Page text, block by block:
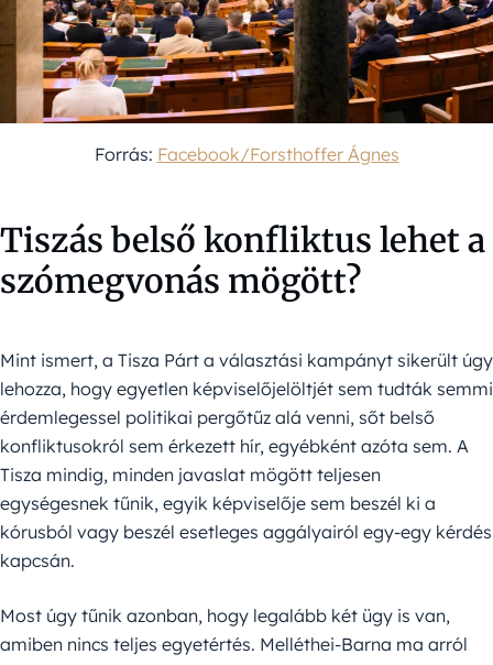
Forrás: Facebook/Forsthoffer Ágnes
Tiszás belső konfliktus lehet a
szómegvonás mögött?
Mint ismert, a Tisza Párt a választási kampányt sikerült úgy
lehozza, hogy egyetlen képviselőjelöltjét sem tudták semmi
érdemlegessel politikai pergőtűz alá venni, sőt belső
konfliktusokról sem érkezett hír, egyébként azóta sem. A
Tisza mindig, minden javaslat mögött teljesen
egységesnek tűnik, egyik képviselője sem beszél ki a
kórusból vagy beszél esetleges aggályairól egy-egy kérdés
kapcsán.
Most úgy tűnik azonban, hogy legalább két ügy is van,
amiben nincs teljes egyetértés. Melléthei-Barna ma arról